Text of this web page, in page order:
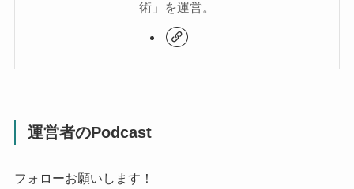
術」を運営。
運営者のPodcast
フォローお願いします！